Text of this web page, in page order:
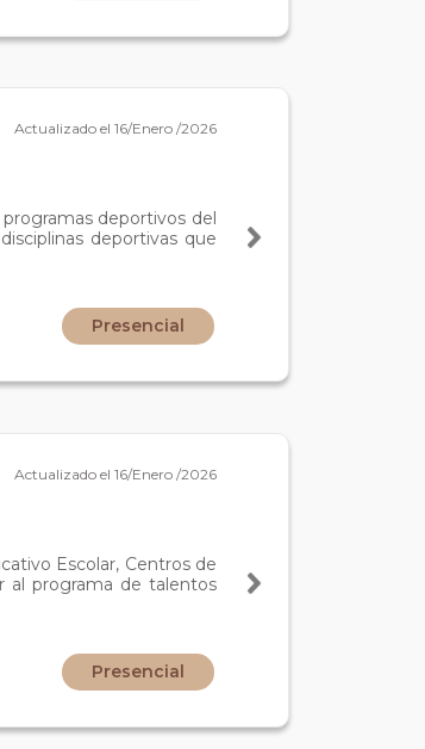
Actualizado el 16/Enero /2026
deportivos del
deportivas que
Presencial
Actualizado el 16/Enero /2026
Escolar, Centros de
al programa de talentos
Presencial